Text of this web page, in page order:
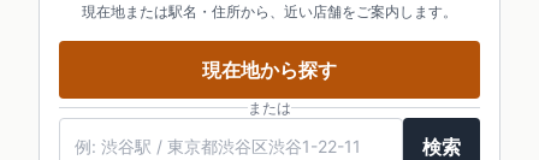
現在地または駅名・住所から、近い店舗をご案内します。
現在地から探す
または
検索